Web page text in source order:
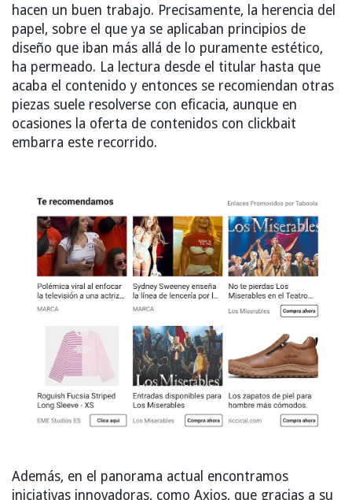
hacen un buen trabajo. Precisamente, la herencia del
papel, sobre el que ya se aplicaban principios de
diseño que iban más allá de lo puramente estético,
ha permeado. La lectura desde el titular hasta que
acaba el contenido y entonces se recomiendan otras
piezas suele resolverse con eficacia, aunque en
ocasiones la oferta de contenidos con clickbait
embarra este recorrido.
Además, en el panorama actual encontramos
iniciativas innovadoras, como Axios, que gracias a su